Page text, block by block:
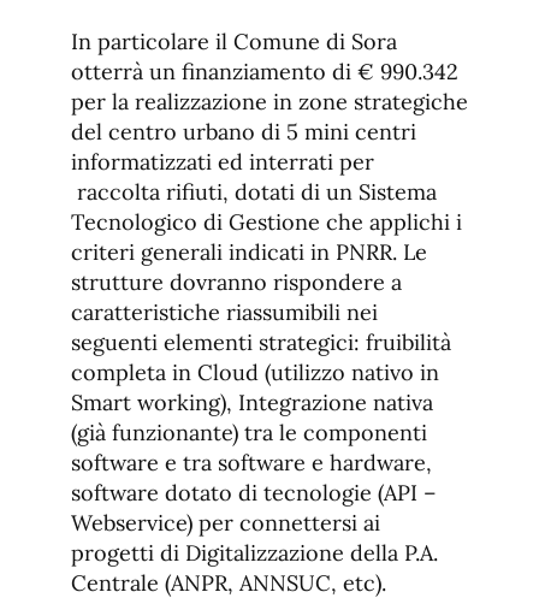
In particolare il Comune di Sora
otterrà un finanziamento di € 990.342
per la realizzazione in zone strategiche
del centro urbano di 5 mini centri
informatizzati ed interrati per
raccolta rifiuti, dotati di un Sistema
Tecnologico di Gestione che applichi i
criteri generali indicati in PNRR. Le
strutture dovranno rispondere a
caratteristiche riassumibili nei
seguenti elementi strategici: fruibilità
completa in Cloud (utilizzo nativo in
Smart working), Integrazione nativa
(già funzionante) tra le componenti
software e tra software e hardware,
software dotato di tecnologie (API –
Webservice) per connettersi ai
progetti di Digitalizzazione della P.A.
Centrale (ANPR, ANNSUC, etc).